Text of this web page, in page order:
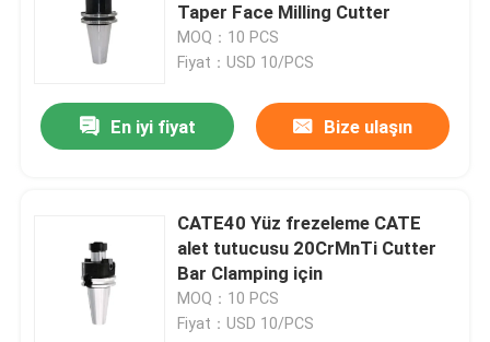
videolar
Taper Face Milling Cutter
MOQ：10 PCS
Fiyat：USD 10/PCS
En iyi fiyat Bize ulaşın
CATE40 Yüz frezeleme CATE
alet tutucusu 20CrMnTi Cutter
Bar Clamping için
MOQ：10 PCS
Fiyat：USD 10/PCS